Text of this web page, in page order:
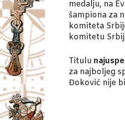
medalju, na
šampiona za
komiteta
komitetu
Titulu
za najboljeg
Đoković nije